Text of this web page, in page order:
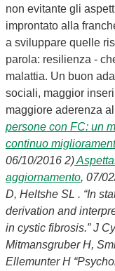
non evitante gli
improntato alla
a sviluppare quelle
parola: resilienza -
malattia. Un buon
sociali, maggior
maggiore aderenza
persone con FC: un
continuo
06/10/2016 2)
aggiornamento, 07/
D, Heltshe SL . “In
derivation and
in cystic fibrosis.” J
Mitmansgruber H,
Ellemunter H